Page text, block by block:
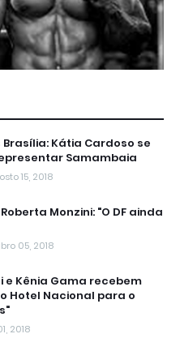
Brasília: Kátia Cardoso se
Samambaia
15, 2018
Monzini: "O DF ainda
05, 2018
e Kênia Gama recebem
Hotel Nacional para o
2018